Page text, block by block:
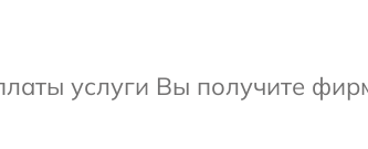
услуги Вы получите